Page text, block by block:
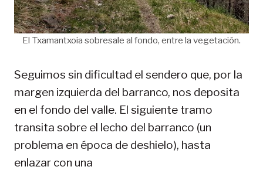
El Txamantxoia sobresale al fondo, entre la vegetación.
Seguimos sin dificultad el sendero que, por la
margen izquierda del barranco, nos deposita
en el fondo del valle. El siguiente tramo
transita sobre el lecho del barranco (un
problema en época de deshielo), hasta
enlazar con una